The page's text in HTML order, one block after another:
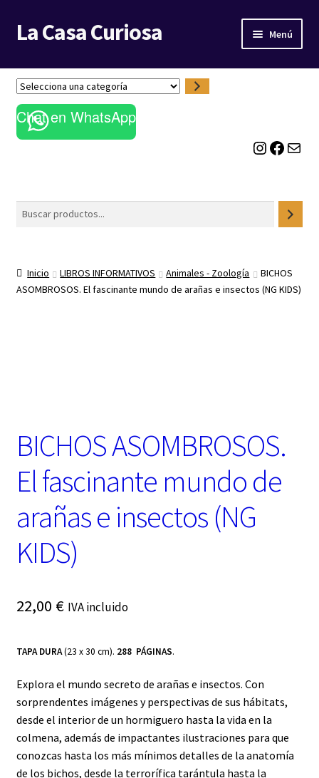
Ir
a
navegación
Ir
al
La Casa Curiosa Menú
LIBRERÍA
BLOG
S
e
l
e
a
c
Chat en WhatsApp
Instagram Facebook Correo electrónico
Buscar
Inicio LIBROS INFORMATIVOS Animales - Zoología
BICHOS
ASOMBROSOS. El fascinante mundo de arañas e insectos (NG KIDS)
BICHOS ASOMBROSOS.
El fascinante mundo de
arañas e insectos (NG
KIDS)
22,00 € IVA incluido
TAPA DURA(23 x 30 cm). 288 PÁGINAS.
Explora el mundo secreto de arañas e insectos. Con
sorprendentes imágenes y perspectivas de sus hábitats,
desde el interior de un hormiguero hasta la vida en la
colmena, además de impactantes ilustraciones para que
conozcas hasta los más mínimos detalles de la anatomía
de los bichos, desde la terrorífica tarántula hasta la